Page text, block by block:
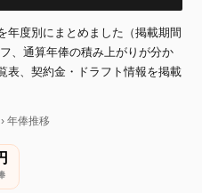
年度別にまとめました（掲載期間
、通算年俸の積み上がりが分か
表、契約金・ドラフト情報を掲載
› 年俸推移